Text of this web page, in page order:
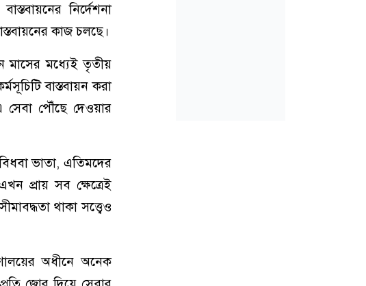
নির্দেশনা
কাজ চলছে।
মাসের মধ্যেই তৃতীয়
বাস্তবায়ন করা
সেবা পৌঁছে দেওয়ার
ভাতা, এতিমদের
প্রায় সব ক্ষেত্রেই
থাকা সত্ত্বেও
অধীনে অনেক